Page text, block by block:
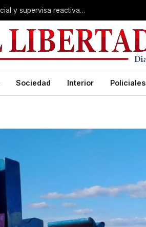
Valdés acelera el blindaje hídrico en el Sur provincial y supervisa reactivación de ruta
Sociedad Interior Policiales